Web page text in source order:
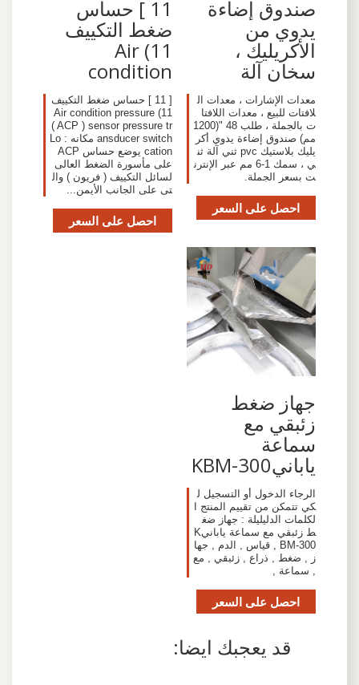
صندوق إضاءة
يدوي من
الأكريليك ،
سخان آلة
معدات الإشارات ، معدات ال
لافتات للبيع ، معدات اللافتا
ت بالجملة ، طلب 48 "(1200
مم) صندوق إضاءة يدوي أكر
يليك بلاستيك pvc ثني آلة ثن
ي ، سمك 1-6 مم عبر الإنترن
ت بسعر الجملة.
احصل على السعر
11 ] حساس
ضغط التكييف
11) Air
condition
[ 11 ] حساس ضغط التكييف
11) Air condition pressure
( ACP ) sensor pressure tr
ansducer switch مكانه : Lo
cation يوضع حساس ACP
على مأسورة الضغط العالى
لسائل التكييف ( فريون ) وال
تى على الجانب الأيمن...
احصل على السعر
جهاز ضغط
زئبقي مع
سماعة
يابانيKBM-300
الرجاء الدخول أو التسجيل ل
كي تتمكن من تقييم المنتج ا
لكلمات الدليليلة : جهاز ضغ
ط زئبقي مع سماعة يابانيK
BM-300 , قياس , الدم , جها
ز , ضغط , ذراع , زئبقي , مع
, سماعة ,
احصل على السعر
قد يعجبك ايضا: